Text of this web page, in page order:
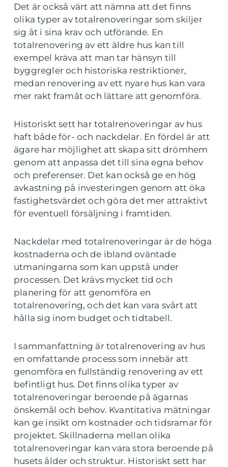
Det är också värt att nämna att det finns
olika typer av totalrenoveringar som skiljer
sig åt i sina krav och utförande. En
totalrenovering av ett äldre hus kan till
exempel kräva att man tar hänsyn till
byggregler och historiska restriktioner,
medan renovering av ett nyare hus kan vara
mer rakt framåt och lättare att genomföra.
Historiskt sett har totalrenoveringar av hus
haft både för- och nackdelar. En fördel är att
ägare har möjlighet att skapa sitt drömhem
genom att anpassa det till sina egna behov
och preferenser. Det kan också ge en hög
avkastning på investeringen genom att öka
fastighetsvärdet och göra det mer attraktivt
för eventuell försäljning i framtiden.
Nackdelar med totalrenoveringar är de höga
kostnaderna och de ibland oväntade
utmaningarna som kan uppstå under
processen. Det krävs mycket tid och
planering för att genomföra en
totalrenovering, och det kan vara svårt att
hålla sig inom budget och tidtabell.
I sammanfattning är totalrenovering av hus
en omfattande process som innebär att
genomföra en fullständig renovering av ett
befintligt hus. Det finns olika typer av
totalrenoveringar beroende på ägarnas
önskemål och behov. Kvantitativa mätningar
kan ge insikt om kostnader och tidsramar för
projektet. Skillnaderna mellan olika
totalrenoveringar kan vara stora beroende på
husets ålder och struktur. Historiskt sett har